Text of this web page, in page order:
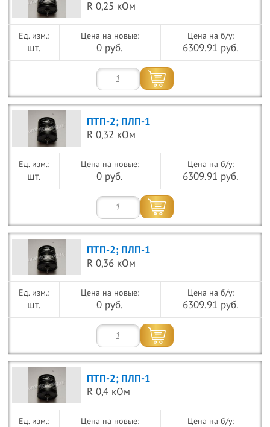
R 0,25 кОм
шт.
Цена на новые:
0 руб.
Цена на б/у:
6309.91 руб.
ПТП-2; ПЛП-1
R 0,32 кОм
шт.
Цена на новые:
0 руб.
Цена на б/у:
6309.91 руб.
ПТП-2; ПЛП-1
R 0,36 кОм
шт.
Цена на новые:
0 руб.
Цена на б/у:
6309.91 руб.
ПТП-2; ПЛП-1
R 0,4 кОм
Цена на новые: Цена на б/у: